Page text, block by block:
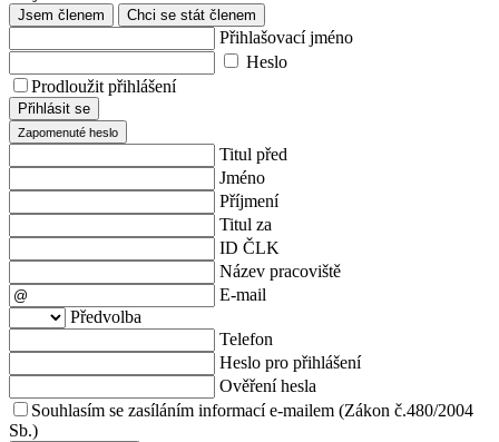
Jsem členem Chci se stát členem
Přihlašovací jméno
Heslo
Prodloužit přihlášení
Přihlásit se
Zapomenuté heslo
Titul před
Jméno
Příjmení
Titul za
ID ČLK
Název pracoviště
E-mail
Předvolba
Telefon
Heslo pro přihlášení
Ověření hesla
Souhlasím se zasíláním informací e-mailem (Zákon č.480/2004
Sb.)